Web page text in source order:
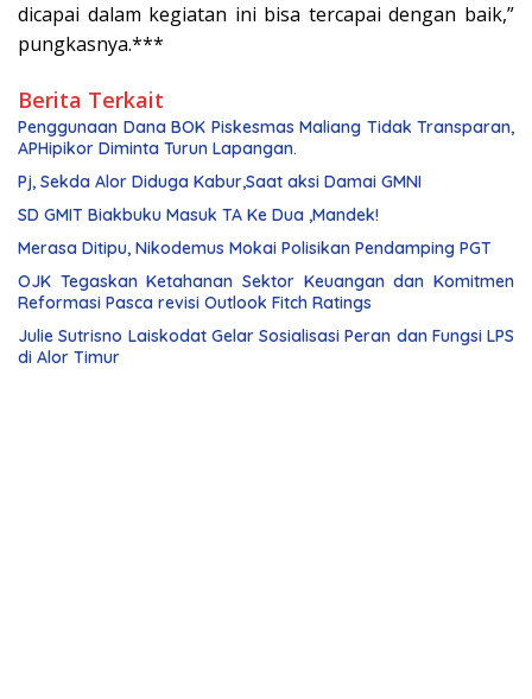
dicapai dalam kegiatan ini bisa tercapai dengan baik,”
pungkasnya.***
Berita Terkait
Penggunaan Dana BOK Piskesmas Maliang Tidak Transparan,
APHipikor Diminta Turun Lapangan.
Pj, Sekda Alor Diduga Kabur,Saat aksi Damai GMNI
SD GMIT Biakbuku Masuk TA Ke Dua ,Mandek!
Merasa Ditipu, Nikodemus Mokai Polisikan Pendamping PGT
OJK Tegaskan Ketahanan Sektor Keuangan dan Komitmen
Reformasi Pasca revisi Outlook Fitch Ratings
Julie Sutrisno Laiskodat Gelar Sosialisasi Peran dan Fungsi LPS
di Alor Timur